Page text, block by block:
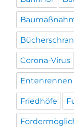
Corona-Virus
Entenrennen
Friedhöfe